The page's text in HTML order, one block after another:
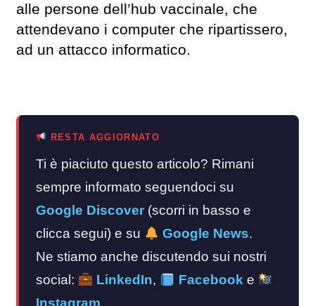
alle persone dell’hub vaccinale, che
attendevano i computer che ripartissero,
ad un attacco informatico.
RESTA AGGIORNATO
Ti è piaciuto questo articolo? Rimani
sempre informato seguendoci su
Google Discover (scorri in basso e
clicca segui) e su
Google News.
Ne stiamo anche discutendo sui nostri
social:
LinkedIn, Facebooke